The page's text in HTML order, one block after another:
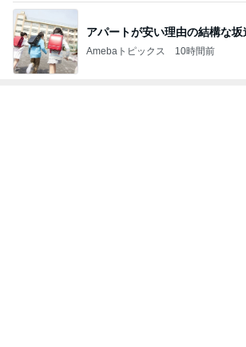
アパートが安い理由の結構な坂
Amebaトピックス 10時間前